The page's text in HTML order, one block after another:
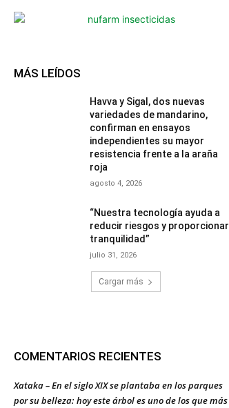
MÁS LEÍDOS
Havva y Sigal, dos nuevas
variedades de mandarino,
confirman en ensayos
independientes su mayor
resistencia frente a la araña
roja
agosto 4, 2026
“Nuestra tecnología ayuda a
reducir riesgos y proporcionar
tranquilidad”
julio 31, 2026
Cargar más
COMENTARIOS RECIENTES
Xataka – En el siglo XIX se plantaba en los parques
por su belleza: hoy este árbol es uno de los que más